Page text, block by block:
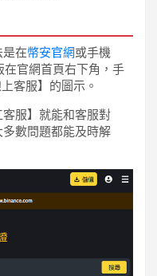
在幣安官網或手機
在官網首頁右下角，手
客服】的圖示。
服】就能和客服對
數問題都能及時解